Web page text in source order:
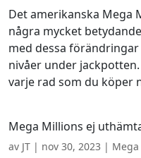
Det amerikanska
några mycket
med dessa
nivåer under
varje rad som du köper
Mega Millions ej
av JT | nov 30, 2023 |